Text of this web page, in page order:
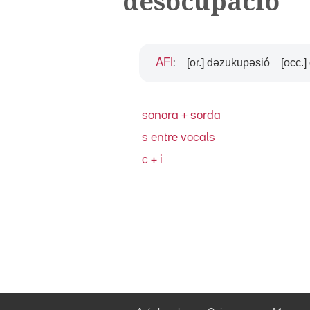
AFI : [or.] dəzukupəsió
sonora + sorda
s entre vocals
c + i